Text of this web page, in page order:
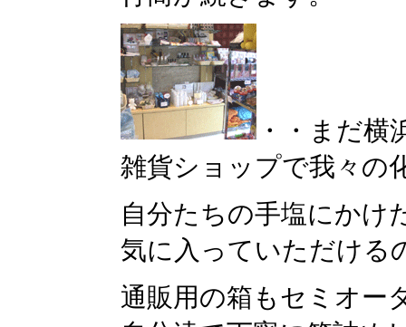
・・まだ横
雑貨ショップで我々の
自分たちの手塩にかけ
気に入っていただける
通販用の箱もセミオー